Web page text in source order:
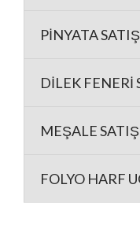
PİNYATA
DİLEK FENERİ
MEŞALE
FOLYO HARF